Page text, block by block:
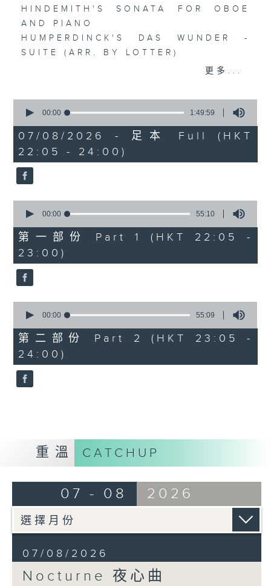
HINDEMITH'S SONATA FOR OBOE
AND PIANO
HUMPERDINCK'S DAS WUNDER -
SUITE (ARR. BY LOTTER)
FALLA'S SUITE POPULAIRE
PART 2:
COLERIDGE-TAYLOR'S GIPSY SUITE
FOR VIOLIN AND PIANO, OP.20
(ARR. BY ARTOK)
MOZART'S CONCERTO FOR VIOLIN
TAILLEFERRE'S DANS LE STYLE
LOUIS XV - SUITE FOR
HARPSICHORD
更多...
seconds
1
hour,
49
minutes,
59
seconds
00:00 1:49:59
07/08/2026 - 足本 Full (HKT
22:05 - 24:00)
seconds
55
minutes,
10
seconds
00:00 55:10
第一部份 Part 1 (HKT 22:05 -
23:00)
seconds
55
minutes,
9
seconds
00:00 55:09
第二部份 Part 2 (HKT 23:05 -
24:00)
重溫 CATCHUP
07 - 08 2026
07/08/2026
Nocturne 夜心曲